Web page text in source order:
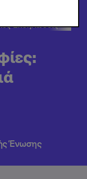
Εκδηλώσεις
Ένωσης